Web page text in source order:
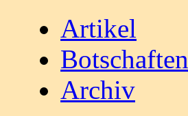
Artikel
Botschaften
Archiv